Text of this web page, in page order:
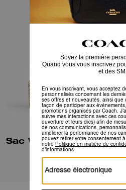
Sac Waverly à